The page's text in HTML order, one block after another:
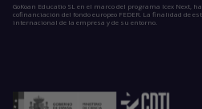
GoKoan Educatio SL en el marco del programa Icex Next,
cofinanciación del fondo europeo FEDER. La finalidad de
internacional de la empresa y de su entorno.